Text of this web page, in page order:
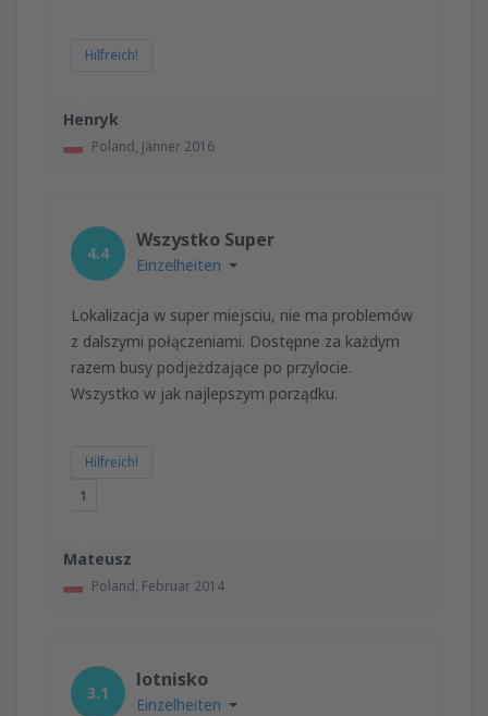
Henryk
Poland, Jänner 2016
Hilfreich!
Mateusz
Poland, Februar 2014
4.4
Wszystko Super
Einzelheiten
Lokalizacja w super miejsciu, nie ma problemów
z dalszymi połączeniami. Dostępne za każdym
razem busy podjeżdzające po przylocie.
Wszystko w jak najlepszym porządku.
Hilfreich!
1
3.1
lotnisko
Einzelheiten